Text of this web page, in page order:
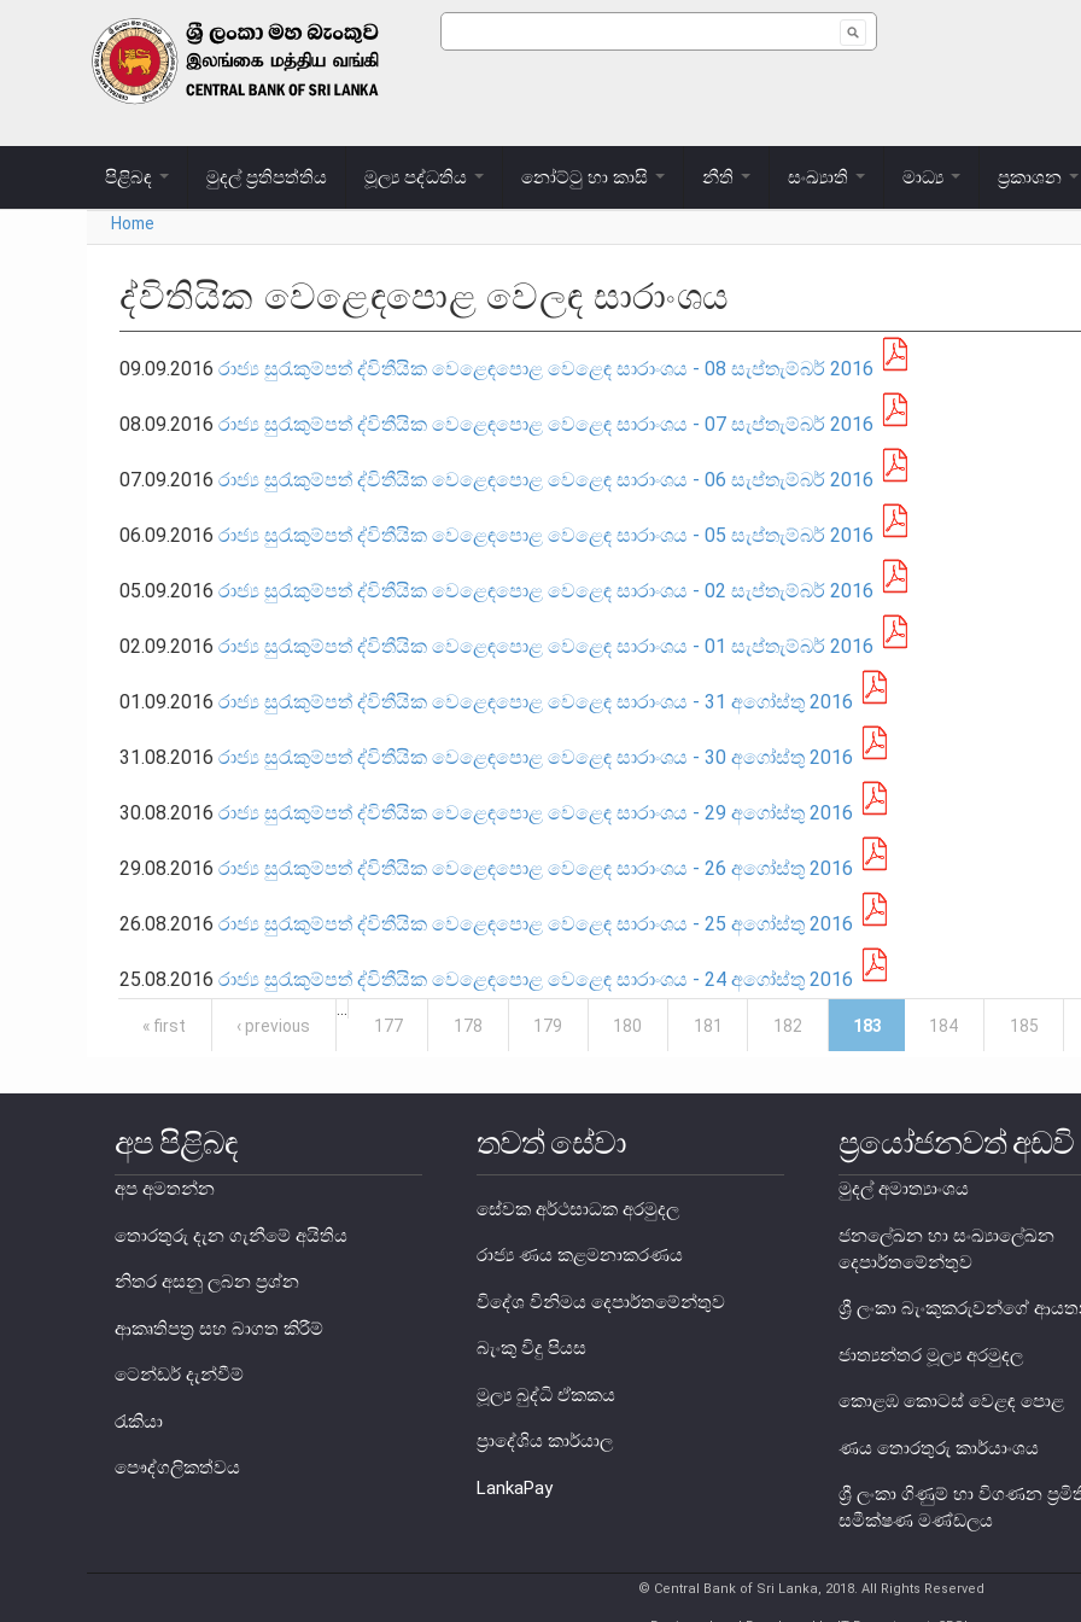
Skip to main content
Search form
පිළිබඳ මුදල් ප්‍රතිපත්තිය මූල්‍ය පද්ධතිය නෝට්ටු හා කාසි නීති සංඛ්‍යාති මාධ්‍ය ප්‍රකාශන
You are here
Home
ද්විතියික වෙළෙඳපොළ වෙලඳ සාරාංශය
09.09.2016 රාජ්‍ය සුරැකුම්පත් ද්විතීයික වෙළෙඳපොළ වෙළෙඳ සාරාංශය - 08 සැප්තැම්බර් 2016
08.09.2016 රාජ්‍ය සුරැකුම්පත් ද්විතීයික වෙළෙඳපොළ වෙළෙඳ සාරාංශය - 07 සැප්තැම්බර් 2016
07.09.2016 රාජ්‍ය සුරැකුම්පත් ද්විතීයික වෙළෙඳපොළ වෙළෙඳ සාරාංශය - 06 සැප්තැම්බර් 2016
06.09.2016 රාජ්‍ය සුරැකුම්පත් ද්විතීයික වෙළෙඳපොළ වෙළෙඳ සාරාංශය - 05 සැප්තැම්බර් 2016
05.09.2016 රාජ්‍ය සුරැකුම්පත් ද්විතීයික වෙළෙඳපොළ වෙළෙඳ සාරාංශය - 02 සැප්තැම්බර් 2016
02.09.2016 රාජ්‍ය සුරැකුම්පත් ද්විතීයික වෙළෙඳපොළ වෙළෙඳ සාරාංශය - 01 සැප්තැම්බර් 2016
01.09.2016 රාජ්‍ය සුරැකුම්පත් ද්විතීයික වෙළෙඳපොළ වෙළෙඳ සාරාංශය - 31 අගෝස්තු 2016
31.08.2016 රාජ්‍ය සුරැකුම්පත් ද්විතීයික වෙළෙඳපොළ වෙළෙඳ සාරාංශය - 30 අගෝස්තු 2016
30.08.2016 රාජ්‍ය සුරැකුම්පත් ද්විතීයික වෙළෙඳපොළ වෙළෙඳ සාරාංශය - 29 අගෝස්තු 2016
29.08.2016 රාජ්‍ය සුරැකුම්පත් ද්විතීයික වෙළෙඳපොළ වෙළෙඳ සාරාංශය - 26 අගෝස්තු 2016
26.08.2016 රාජ්‍ය සුරැකුම්පත් ද්විතීයික වෙළෙඳපොළ වෙළෙඳ සාරාංශය - 25 අගෝස්තු 2016
25.08.2016 රාජ්‍ය සුරැකුම්පත් ද්විතීයික වෙළෙඳපොළ වෙළෙඳ සාරාංශය - 24 අගෝස්තු 2016
Pages
« first ‹ previous
177
178 179 180 181 182 183 184 185
අප පිළිබඳ
අප අමතන්න
තොරතුරු දැන ගැනීමේ අයිතිය
නිතර අසනු ලබන ප්‍රශ්න
ආකෘතිපත්‍ර සහ බාගත කිරීම්
ටෙන්ඩර් දැන්වීම්
රැකියා
පෞද්ගලිකත්වය
තවත් සේවා
සේවක අර්ථසාධක අරමුදල
රාජ්‍ය ණය කළමනාකරණය
විදේශ විනිමය දෙපාර්තමේන්තුව
බැංකු විදු පියස
මූල්‍ය බුද්ධි ඒකකය
ප්‍රාදේශිය කාර්යාල
LankaPay
ප්‍රයෝජනවත් අඩවි
මුදල් අමාත්‍යාංශය
ජනලේඛන හා සංඛ්‍යාලේඛන
දෙපාර්තමේන්තුව
ශ්‍රී ලංකා බැංකුකරුවන්ගේ
ජාත්‍යන්තර මූල්‍ය අරමුදල
කොළඹ කොටස් වෙළඳ පොළ
ණය තොරතුරු කාර්යාංශය
ශ්‍රී ලංකා ගිණුම් හා විගණන
සමීක්ෂණ මණ්ඩලය
© Central Bank of Sri Lanka, 2018. All Rights Reserved